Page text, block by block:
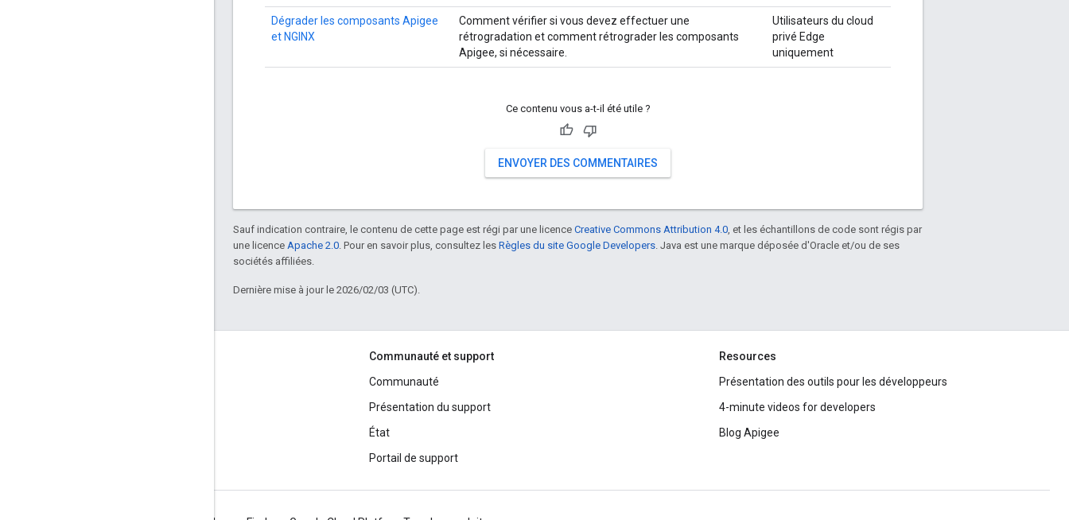
Dégrader les composants Apigee
et NGINX
Comment vérifier si vous devez effectuer une
rétrogradation et comment rétrograder les composants
Apigee, si nécessaire.
Utilisateurs du cloud
privé Edge
uniquement
Ce contenu vous a-t-il été utile ?
ENVOYER DES COMMENTAIRES
Sauf indication contraire, le contenu de cette page est régi par une licence Creative Commons Attribution 4.0, et les échantillons de code sont régis par
une licence Apache 2.0. Pour en savoir plus, consultez les Règles du site Google Developers. Java est une marque déposée d'Oracle et/ou de ses
sociétés affiliées.
Dernière mise à jour le 2026/02/03 (UTC).
Communauté et support
Communauté
Présentation du support
État
Portail de support
Resources
Présentation des outils pour les développeurs
4-minute videos for developers
Blog Apigee